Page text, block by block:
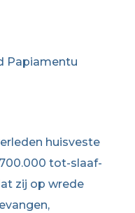
Papiamentu
huisveste
tot-slaaf-
zij op wrede